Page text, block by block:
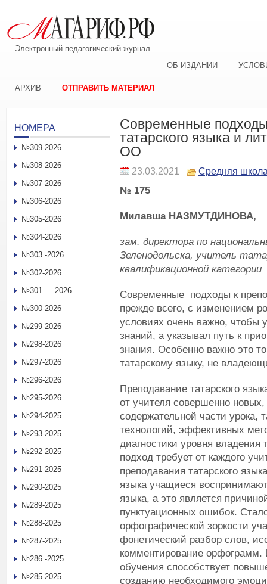
Электронный педагогический журнал
ОБ ИЗДАНИИ
АРХИВ ОТПРАВИТЬ МАТЕРИАЛ
Современные
татарского языка и
ОО
23.03.2021 Средняя
№ 175
Милавша НАЗМУТДИНОВА,
зам. директора по
Зеленодольска, учитель
квалификационной категории
Современные подходы к
прежде всего, с изменением
условиях очень важно, чтобы
знаний, а указывал путь к
знания. Особенно важно это
татарскому языку, не
Преподавание татарского
от учителя совершенно
содержательной части урока,
технологий, эффективных
диагностики уровня
подход требует от каждого
преподавания татарского
языка учащиеся
языка, а это является
пунктуационных ошибок.
орфографической зоркости
фонетический разбор слов,
комментирование орфограмм.
обучения способствует
созданию необходимого
НОМЕРА
№309-2026
№308-2026
№307-2026
№306-2026
№305-2026
№304-2026
№303 -2026
№302-2026
№301 — 2026
№300-2026
№299-2026
№298-2026
№297-2026
№296-2026
№295-2026
№294-2025
№293-2025
№292-2025
№291-2025
№290-2025
№289-2025
№288-2025
№287-2025
№286 -2025
№285-2025